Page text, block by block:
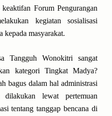
Forum Pengurangan
kegiatan sosialisasi
kepada masyarakat.
Tangguh Wonokitri sangat
kategori Tingkat Madya?
bagus dalam hal administrasi
dilakukan lewat pertemuan
tentang tanggap bencana di